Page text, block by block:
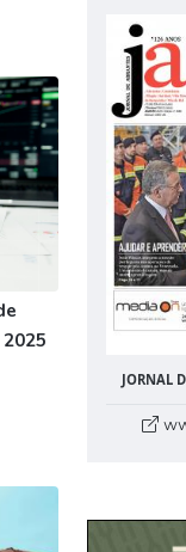
JORNAL